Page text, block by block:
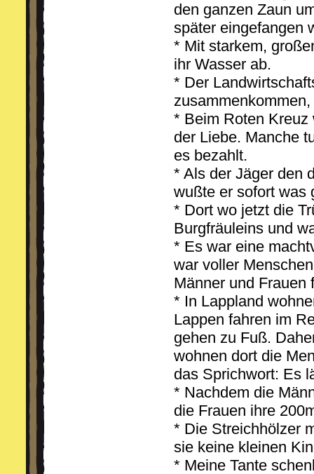
den ganzen Zaun
später eingefangen
* Mit starkem,
ihr Wasser ab.
* Der
* Beim Roten Kreuz
der Liebe. Manche
es bezahlt.
* Als der Jäger den
wußte er sofort was
* Dort wo jetzt die
Burgfräuleins und
* Es war eine
war voller
Männer und Frauen
* In Lappland
Lappen fahren im
gehen zu Fuß.
wohnen dort die
das Sprichwort: Es
* Nachdem die
die Frauen ihre
* Die Streichhölzer
sie keine kleinen
* Meine Tante